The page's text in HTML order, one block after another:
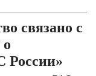
связано с
России»